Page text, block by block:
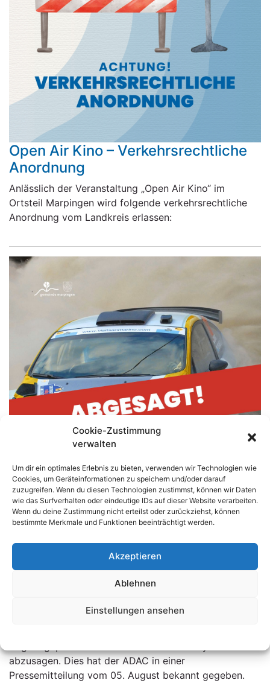
Cookie-Zustimmung
verwalten
Um dir ein optimales Erlebnis zu bieten, verwenden wir Technologien wie
Cookies, um Geräteinformationen zu speichern und/oder darauf
zuzugreifen. Wenn du diesen Technologien zustimmst, können wir Daten
wie das Surfverhalten oder eindeutige IDs auf dieser Website verarbeiten.
Wenn du deine Zustimmung nicht erteilst oder zurückziehst, können
bestimmte Merkmale und Funktionen beeinträchtigt werden.
Akzeptieren
Ablehnen
Einstellungen ansehen
Open Air Kino – Verkehrsrechtliche
Anordnung
Anlässlich der Veranstaltung „Open Air Kino“ im
Ortsteil Marpingen wird folgende verkehrsrechtliche
Anordnung vom Landkreis erlassen:
ABSAGE der ADAC Saarland-Pfalz
Der ADAC hat gemeinsam mit dem ADAC Saarland und
abzusagen. Dies hat der ADAC in einer
Pressemitteilung vom 05. August bekannt gegeben.